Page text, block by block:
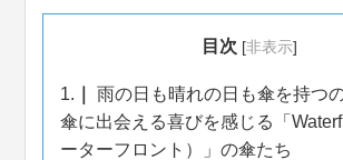
目次 [非表示]
1.
雨の日も晴れの日も傘を持つ
傘に出会える喜びを感じる「
ーターフロント）」の傘たち